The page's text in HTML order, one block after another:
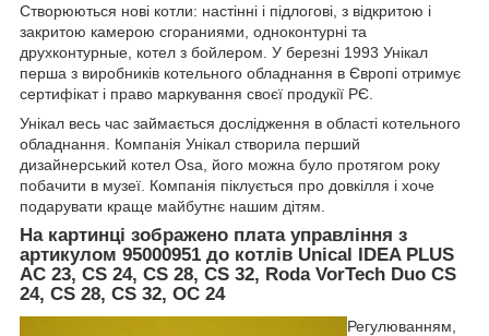
Створюються нові котли: настінні і підлогові, з відкритою і
закритою камерою сгораниями, одноконтурні та
друхконтурные, котел з бойлером. У березні 1993 Унікал
перша з виробників котельного обладнання в Європі отримує
сертифікат і право маркування своєї продукії РЄ.
Унікал весь час займається дослідження в області котельного
обладнання. Компанія Унікал створила перший
дизайнерський котел Osa, його можна було протягом року
побачити в музеї. Компанія піклується про довкілля і хоче
подарувати краще майбутнє нашим дітям.
На картинці зображено плата управління з
артикулом 95000951 до котлів Unical IDEA PLUS
AC 23, CS 24, CS 28, CS 32, Roda VorTech Duo CS
24, CS 28, CS 32, OC 24
Регулюванням,